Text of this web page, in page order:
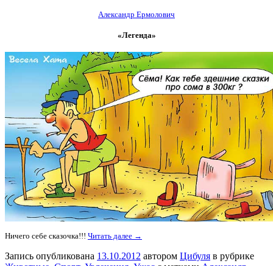
Александр Ермолович
«Легенда»
Ничего себе сказочка!!! Читать далее →
Запись опубликована 13.10.2012 автором Цибуля в рубрике